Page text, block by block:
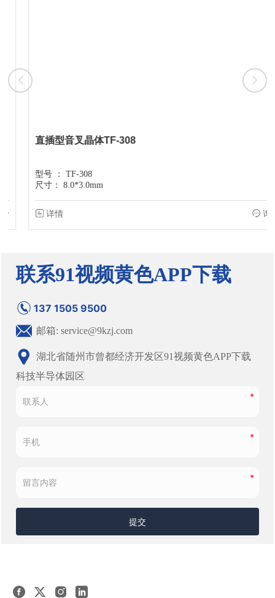
直插型音叉晶体TF-308
型号 ：TF-308
尺寸：8.0*3.0mm
详情 询价
联系91视频黄色APP下载
137 1505 9500
邮箱: service@9kzj.com
湖北省随州市曾都经济开发区91视频黄色APP下载
科技半导体园区
提交